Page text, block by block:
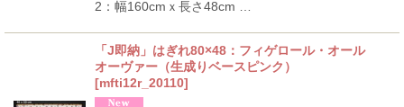
2：幅160cmｘ長さ48cm …
「J即納」はぎれ80×48：フィゲロール・オール
オーヴァー（生成りベースピンク）
[mfti12r_20110]